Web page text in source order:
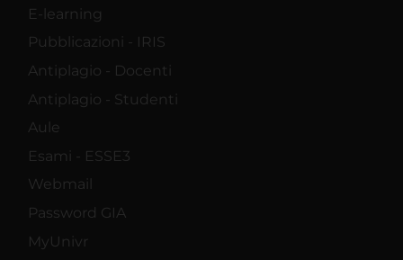
E-learning
Pubblicazioni - IRIS
Antiplagio - Docenti
Antiplagio - Studenti
Aule
Esami - ESSE3
Webmail
Password GIA
MyUnivr